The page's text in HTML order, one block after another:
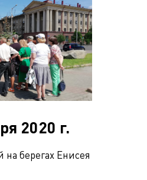
2020 г.
на берегах Енисея